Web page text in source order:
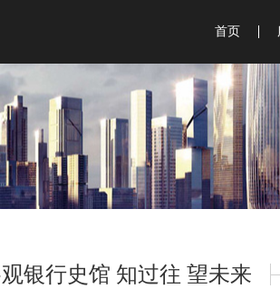
首页
银行史馆 知过往 望未来